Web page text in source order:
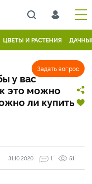
ЦВЕТЫ И РАСТЕНИЯ
Задать вопрос
у вас
это можно
ли купить
31.10.2020 1 51